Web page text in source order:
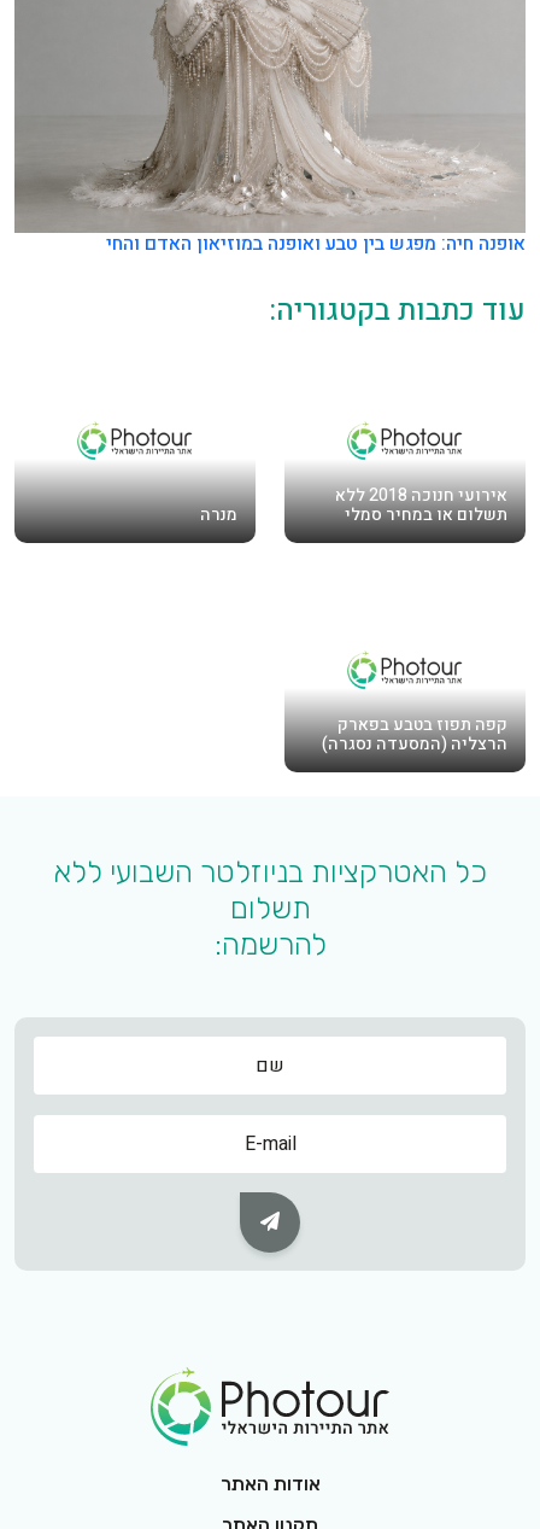
אופנה חיה: מפגש בין טבע ואופנה במוזיאון האדם והחי
עוד כתבות בקטגוריה:
אירועי חנוכה 2018 ללא
תשלום או במחיר סמלי מנרה
קפה תפוז בטבע בפארק
הרצליה (המסעדה נסגרה)
כל האטרקציות בניוזלטר השבועי ללא
תשלום
להרשמה:
שם
שם
Subscribe Button
אודות האתר